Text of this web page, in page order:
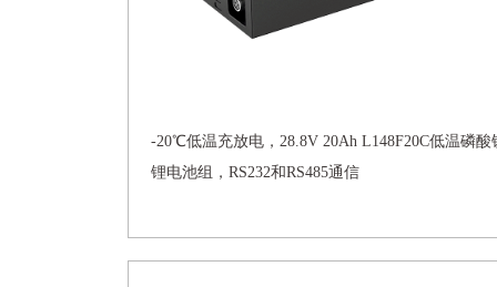
-20℃低温充放电，28.8V 20Ah L148F20C低温磷酸
锂电池组，RS232和RS485通信